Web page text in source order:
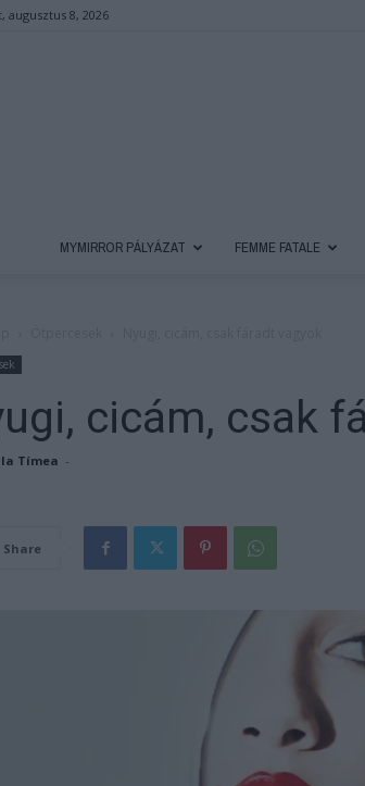
augusztus 8, 2026
MYMIRROR PÁLYÁZAT FEMME FATALE
cicám, csak
Tímea -
Share